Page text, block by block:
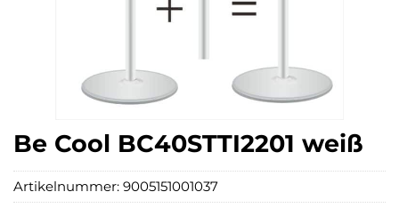
Be Cool BC40STTI2201 weiß
Artikelnummer: 9005151001037